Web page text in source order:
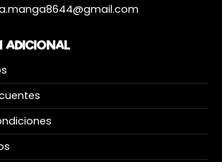
ADICIONAL